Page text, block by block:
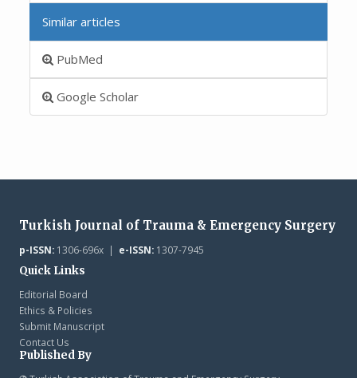
Similar articles
PubMed
Google Scholar
Turkish Journal of Trauma & Emergency Surgery
p-ISSN:1306-696x | e-ISSN:1307-7945
Quick Links
Editorial Board
Ethics & Policies
Submit Manuscript
Contact Us
Published By